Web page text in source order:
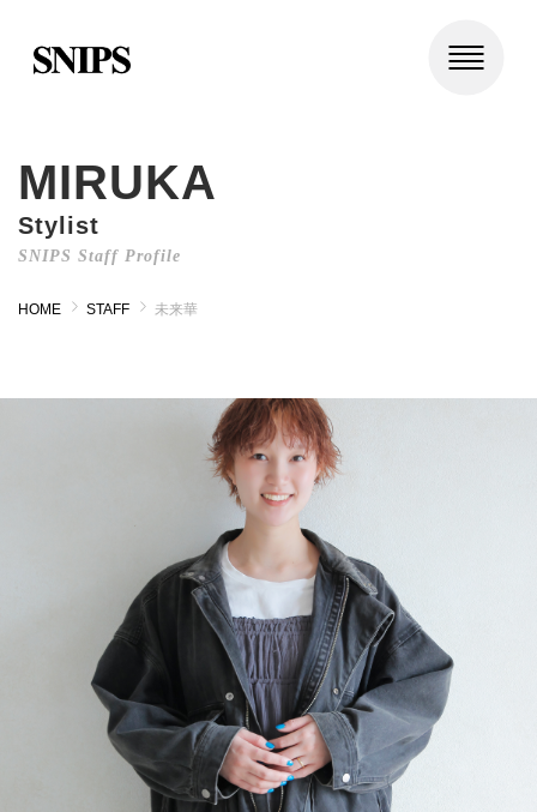
MIRUKA
Stylist
SNIPS Staff Profile
HOME STAFF 未来華